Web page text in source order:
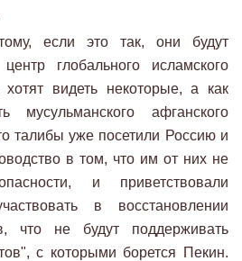
если это так, они будут
глобального исламского
видеть некоторые, а как
мусульманского афганского
талибы уже посетили Россию и
в том, что им от них не
и приветствовали
в восстановлении
что не будут поддерживать
с которыми борется Пекин.